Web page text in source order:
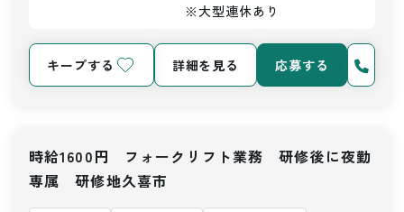
※大型連休あり
キープする 詳細を見る 応募する
時給1600円 フォークリフト業務 研修後に夜勤
専属 研修地久喜市